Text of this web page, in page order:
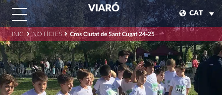
VIARÓ
CAT
INICI NOTÍCIES Cros Ciutat de Sant Cugat 24-25